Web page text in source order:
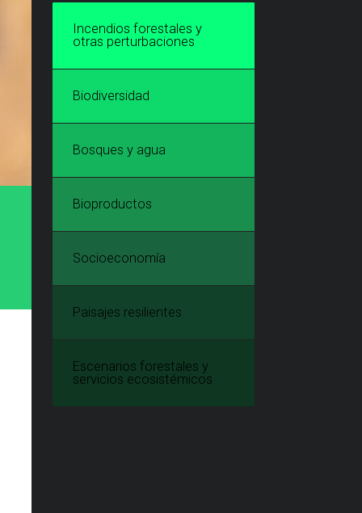
Incendios forestales y
otras perturbaciones
Biodiversidad
Bosques y agua
Bioproductos
Socioeconomía
Paisajes resilientes
Escenarios forestales y
servicios ecosistémicos